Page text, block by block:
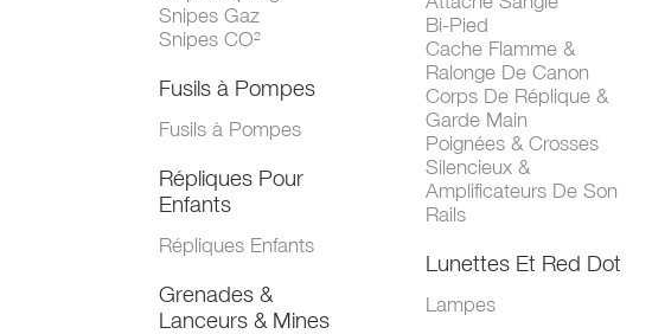
Snipes Gaz
Snipes CO²
Fusils à Pompes
Fusils à Pompes
Répliques Pour
Enfants
Répliques Enfants
Grenades &
Lanceurs & Mines
Bi-Pied
Cache Flamme &
Ralonge De Canon
Corps De Réplique &
Garde Main
Poignées & Crosses
Silencieux &
Amplificateurs De Son
Rails
Lunettes Et Red Dot
Lampes